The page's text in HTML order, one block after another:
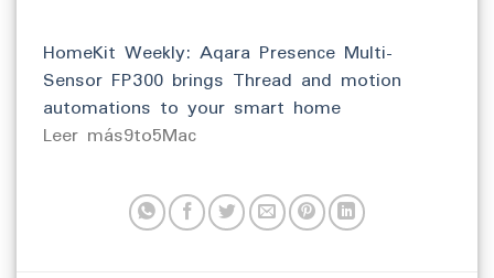
HomeKit Weekly: Aqara Presence Multi-
Sensor FP300 brings Thread and motion
automations to your smart home
​Leer más9to5Mac